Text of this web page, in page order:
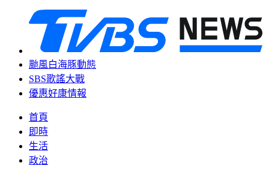
颱風白海豚動態
SBS歌謠大戰
優惠好康情報
首頁
即時
生活
政治